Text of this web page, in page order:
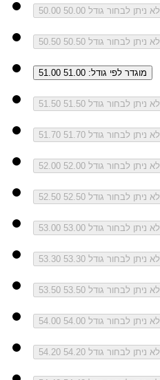
50.00 לא ניתן לבחור גודל 50.00
50.50 לא ניתן לבחור גודל 50.50
51.00 מוגדר לפי גודל: 51.00
51.50 לא ניתן לבחור גודל 51.50
51.70 לא ניתן לבחור גודל 51.70
52.00 לא ניתן לבחור גודל 52.00
52.50 לא ניתן לבחור גודל 52.50
53.00 לא ניתן לבחור גודל 53.00
53.30 לא ניתן לבחור גודל 53.30
53.50 לא ניתן לבחור גודל 53.50
54.00 לא ניתן לבחור גודל 54.00
54.20 לא ניתן לבחור גודל 54.20